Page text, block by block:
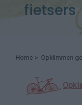
fietsers
Home > Opklimmen